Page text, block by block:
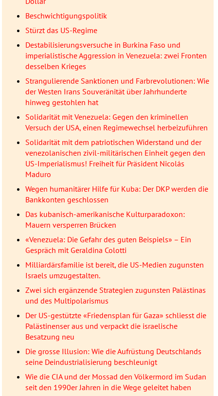
Beschwichtigungspolitik
Stürzt das US-Regime
Destabilisierungsversuche in Burkina Faso und
imperialistische Aggression in Venezuela: zwei Fronten
desselben Krieges
Strangulierende Sanktionen und Farbrevolutionen: Wie
der Westen Irans Souveränität über Jahrhunderte
hinweg gestohlen hat
Solidarität mit Venezuela: Gegen den kriminellen
Versuch der USA, einen Regimewechsel herbeizuführen
Solidarität mit dem patriotischen Widerstand und der
venezolanischen zivil-militärischen Einheit gegen den
US-Imperialismus! Freiheit für Präsident Nicolás
Maduro
Wegen humanitärer Hilfe für Kuba: Der DKP werden die
Bankkonten geschlossen
Das kubanisch-amerikanische Kulturparadoxon:
Mauern versperren Brücken
«Venezuela: Die Gefahr des guten Beispiels» – Ein
Gespräch mit Geraldina Colotti
Milliardärsfamilie ist bereit, die US-Medien zugunsten
Israels umzugestalten.
Zwei sich ergänzende Strategien zugunsten Palästinas
und des Multipolarismus
Der US-gestützte «Friedensplan für Gaza» schliesst die
Palästinenser aus und verpackt die israelische
Besatzung neu
Die grosse Illusion: Wie die Aufrüstung Deutschlands
seine Deindustrialisierung beschleunigt
Wie die CIA und der Mossad den Völkermord im Sudan
seit den 1990er Jahren in die Wege geleitet haben